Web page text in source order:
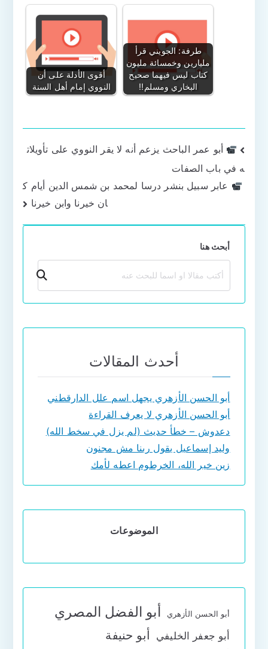
أقوى الأدلة على أن
النووي إمام أهل السنة
طرفة: الجويني قرأ
مليارين وخمسائة مليون
كتاب ليس فيهما صحيح
البخاري ومسلم!!
تصفّح
المقالات
أبو عمر الباحث يزعم أنه لا يقر النووي على تأويلات
ه في باب الصفات
عابر سبيل بنشر درسا لمحمد بن شمس الدين أيام ك
ان خيرنا وابن خيرنا
أبحث هنا
بحث
أحدث المقالات
أبو الحسن الأزهري يجهل اسم علل الدارقطني
أبو الحسن الأزهري لا يعرف القراءة
دعدوش – خطأ حديث (لم يزل في سخط الله)
وليد إسماعيل يقول ربنا مش مجنون
زين خير الله، الخرطوم اعطه لأمك
الموضوعات
أبو الحسن الأزهري أبو الفضل المصري
أبو جعفر الخليفي أبو حنيفة